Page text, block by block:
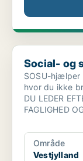
Social- og
Social- og
SOSU-
hvor du ikke
DU LEDER
FAGLIGHED
Område
Vestjylland